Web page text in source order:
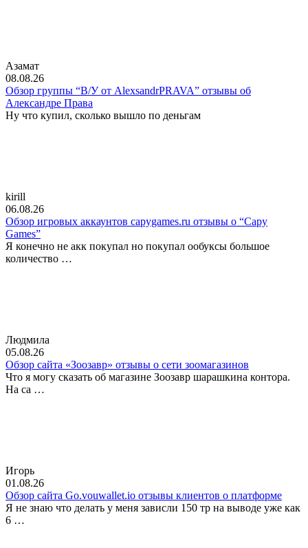
Азамат
08.08.26
Обзор группы “В/У от AlexsandrPRAVA” отзывы об
Александре Права
Ну что купил, сколько вышло по деньгам
kirill
06.08.26
Обзор игровых аккаунтов capygames.ru отзывы о “Capy
Games”
Я конечно не акк покупал но покупал ообуксы большое
количество …
Людмила
05.08.26
Обзор сайта «Зоозавр» отзывы о сети зоомагазинов
Что я могу сказать об магазине Зоозавр шарашкина контора.
На са …
Игорь
01.08.26
Обзор сайта Go.vouwallet.io отзывы клиентов о платформе
Я не знаю что делать у меня зависли 150 тр на выводе уже как
6 …